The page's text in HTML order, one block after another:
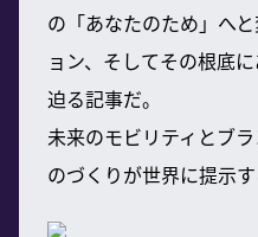
の「あなたのため」へ
ョン、そしてその根底
迫る記事だ。
未来のモビリティとブ
のづくりが世界に提示